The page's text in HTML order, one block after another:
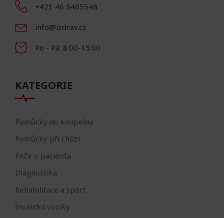
+421 46 5465546
info@izdrav.cz
Po - Pá: 8:00-15:00
KATEGORIE
Pomůcky do koupelny
Pomůcky při chůzi
Péče o pacienta
Diagnostika
Rehabilitace a sport
Invalidní vozíky